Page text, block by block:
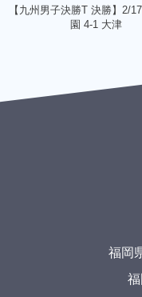
【九州男子決勝T 決勝】2/
園 4-1 大津
福岡